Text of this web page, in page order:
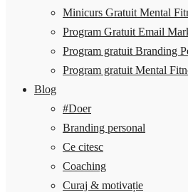
Minicurs Gratuit Mental
Program Gratuit Email
Program gratuit Branding
Program gratuit Mental
Blog
#Doer
Branding personal
Ce citesc
Coaching
Curaj & motivație